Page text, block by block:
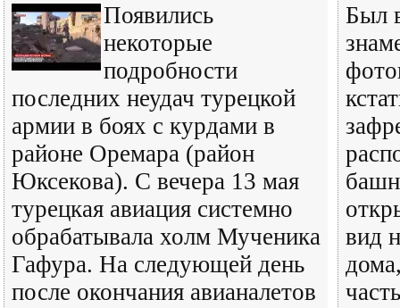
Появились
некоторые
подробности
последних неудач турецкой
армии в боях с курдами в
районе Оремара (район
Юксекова). С вечера 13 мая
турецкая авиация системно
обрабатывала холм Мученика
Гафура. На следующей день
после окончания авианалетов
Был
вид